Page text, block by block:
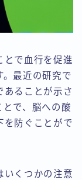
とで血行を促進
最近の研究で
あることが示さ
で、脳への酸
を防ぐことがで
いくつかの注意